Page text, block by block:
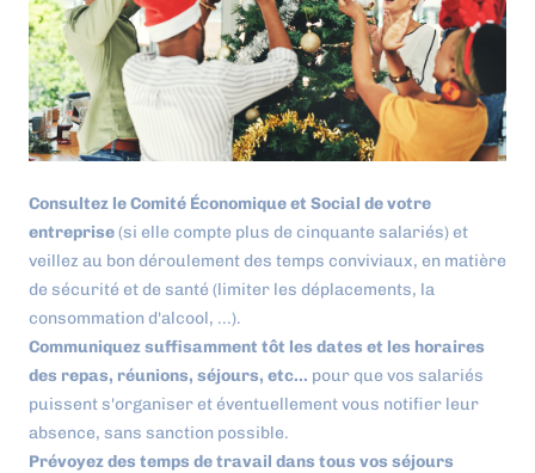
Consultez le Comité Économique et Social de votre
entreprise(si elle compte plus de cinquante salariés) et
veillez au bon déroulement des temps conviviaux, en matière
de sécurité et de santé (limiter les déplacements, la
consommation d'alcool, ...).
Communiquez suffisamment tôt les dates et les horaires
des repas, réunions, séjours, etc... pour que vos salariés
puissent s'organiser et éventuellement vous notifier leur
absence, sans sanction possible.
Prévoyez des temps de travail dans tous vos séjours